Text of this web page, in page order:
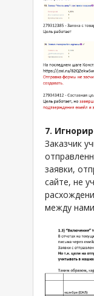
7.
Заказчик
заявки,
сайте, не
между